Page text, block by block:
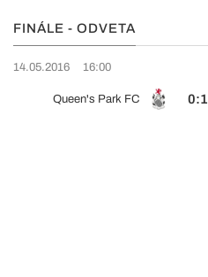
FINÁLE - ODVETA
14.05.2016 16:00
Queen's Park FC 0:1